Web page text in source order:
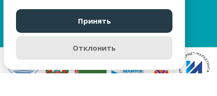
ОБРАЩЕНИЯ ГРАЖДАН
Принять
Отклонить